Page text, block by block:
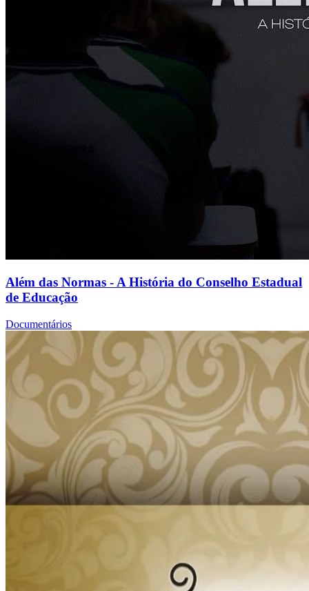
Além das Normas - A História do Conselho Estadual
de Educação
Documentários